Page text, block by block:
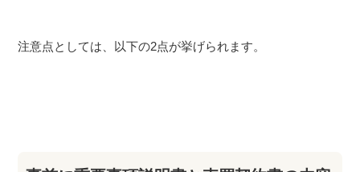
注意点としては、以下の2点が挙げられます。